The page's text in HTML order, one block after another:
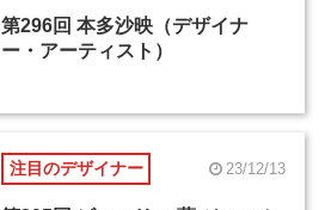
第296回 本多沙映（デザイナ
ー・アーティスト）
注目のデザイナー 23/12/13